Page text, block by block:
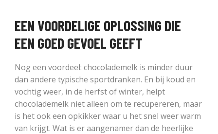
EEN VOORDELIGE OPLOSSING DIE
EEN GOED GEVOEL GEEFT
Nog een voordeel: chocolademelk is minder duur
dan andere typische sportdranken. En bij koud en
vochtig weer, in de herfst of winter, helpt
chocolademelk niet alleen om te recupereren, maar
is het ook een opkikker waar u het snel weer warm
van krijgt. Wat is er aangenamer dan de heerlijke